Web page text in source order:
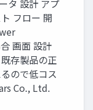
タ 設計 アプ
フロー 開
画面 設計
存製品の正
ので低コス
Co., Ltd.